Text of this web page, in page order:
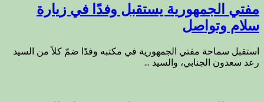
مفتي الجمهورية يستقبل وفدًا في زيارة
سلام وتواصل
استقبل سماحة مفتي الجمهورية في مكتبه وفدًا ضمّ كلاً من السيد
رعد سعدون الجنابي، والسيد ...